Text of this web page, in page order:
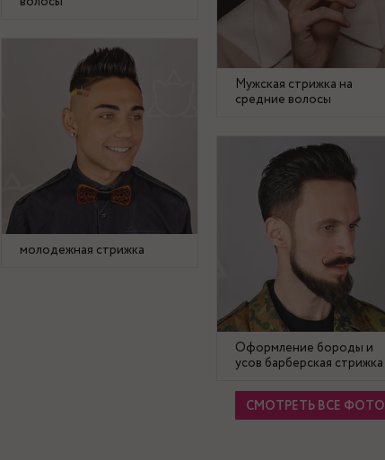
Мужская стрижка на
средние волосы
молодежная стрижка
Оформление бороды и
усов барберская стрижка
СМОТРЕТЬ ВСЕ ФОТО